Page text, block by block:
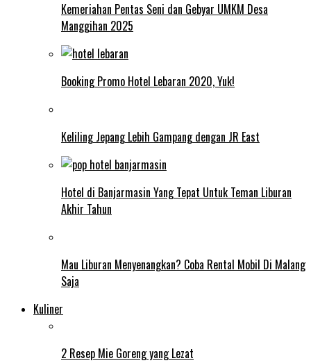
Kemeriahan Pentas Seni dan Gebyar UMKM Desa
Manggihan 2025
Booking Promo Hotel Lebaran 2020, Yuk!
Keliling Jepang Lebih Gampang dengan JR East
Hotel di Banjarmasin Yang Tepat Untuk Teman Liburan
Akhir Tahun
Mau Liburan Menyenangkan? Coba Rental Mobil Di Malang
Saja
Kuliner
2 Resep Mie Goreng yang Lezat